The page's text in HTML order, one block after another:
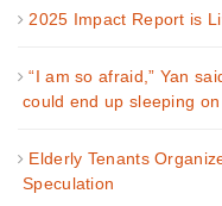
2025 Impact Report is
“I am so afraid,” Yan
could end up sleeping
Elderly Tenants
Speculation